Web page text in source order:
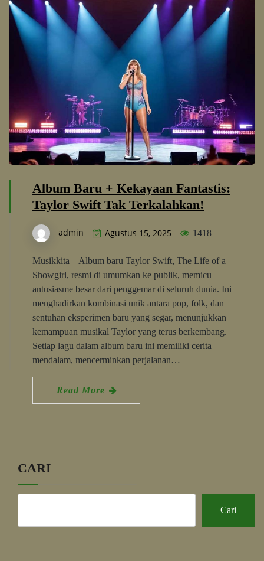
Album Baru + Kekayaan Fantastis:
Taylor Swift Tak Terkalahkan!
admin Agustus 15, 2025 1418
Musikkita – Album baru Taylor Swift, The Life of a
Showgirl, resmi di umumkan ke publik, memicu
antusiasme besar dari penggemar di seluruh dunia. Ini
menghadirkan kombinasi unik antara pop, folk, dan
sentuhan eksperimen baru yang segar, menunjukkan
kemampuan musikal Taylor yang terus berkembang.
Setiap lagu dalam album baru ini memiliki cerita
mendalam, mencerminkan perjalanan…
Read More
CARI
Cari